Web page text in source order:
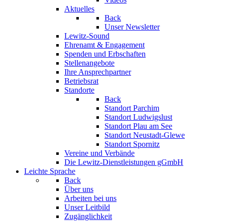
Aktuelles
Back
Unser Newsletter
Lewitz-Sound
Ehrenamt & Engagement
Spenden und Erbschaften
Stellenangebote
Ihre Ansprechpartner
Betriebsrat
Standorte
Back
Standort Parchim
Standort Ludwigslust
Standort Plau am See
Standort Neustadt-Glewe
Standort Spornitz
Vereine und Verbände
Die Lewitz-Dienstleistungen gGmbH
Leichte Sprache
Back
Über uns
Arbeiten bei uns
Unser Leitbild
Zugänglichkeit